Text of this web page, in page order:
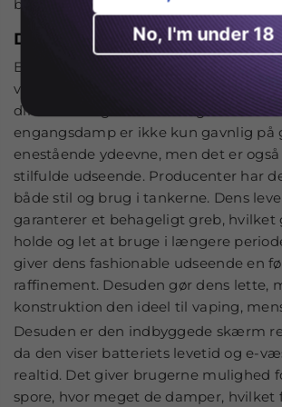
bærbar, langvarig gadget.
Design og display
Et attraktivt og tiltalende design og
vaping-enhed repræsenterer på en
din overdådige livsstil. Brug af Ghost
engangsdamp er ikke kun gavnlig på
enestående ydeevne, men det er
stilfulde udseende. Producenter har
både stil og brug i tankerne. Dens
garanterer et behageligt greb,
holde og let at bruge i længere
giver dens fashionable udseende en
raffinement. Desuden gør dens lette,
konstruktion den ideel til vaping,
Desuden er den indbyggede skærm
da den viser batteriets levetid og e-
realtid. Det giver brugerne mulighed
spore, hvor meget de damper, hvilket
No, I'm under 18